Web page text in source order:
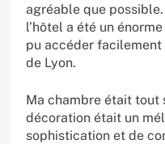
agréable que
l’hôtel a été un
pu accéder
de Lyon.
Ma chambre était tout
décoration était un
sophistication et de